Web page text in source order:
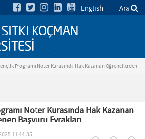
English Ara
Programı Noter Kurasında Hak Kazanan Öğrencilerden
Noter Kurasında Hak Kazanan
Başvuru Evrakları
11:44:35